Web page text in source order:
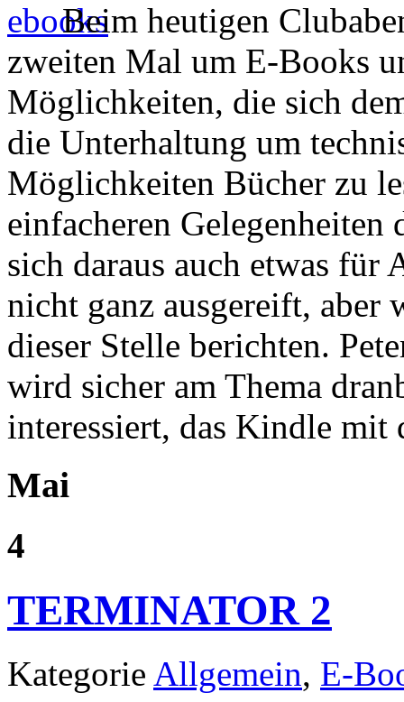
Beim heutigen
zweiten Mal um E-Books
Möglichkeiten, die sich
die Unterhaltung um
Möglichkeiten Bücher zu
einfacheren
sich daraus auch etwas
nicht ganz ausgereift, aber
dieser Stelle berichten.
wird sicher am Thema
interessiert, das Kindle mit
Mai
4
TERMINATOR 2
Kategorie Allgemein, E-